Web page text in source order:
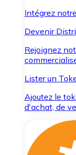
Intégrez
Devenir
Rejoignez
Lister un
Ajoutez le
d'achat, de